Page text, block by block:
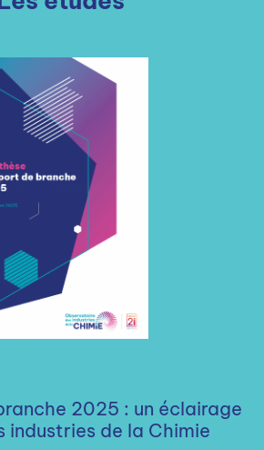
2025 : un éclairage
industries de la Chimie